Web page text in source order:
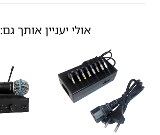
אולי יעניין אותך גם: